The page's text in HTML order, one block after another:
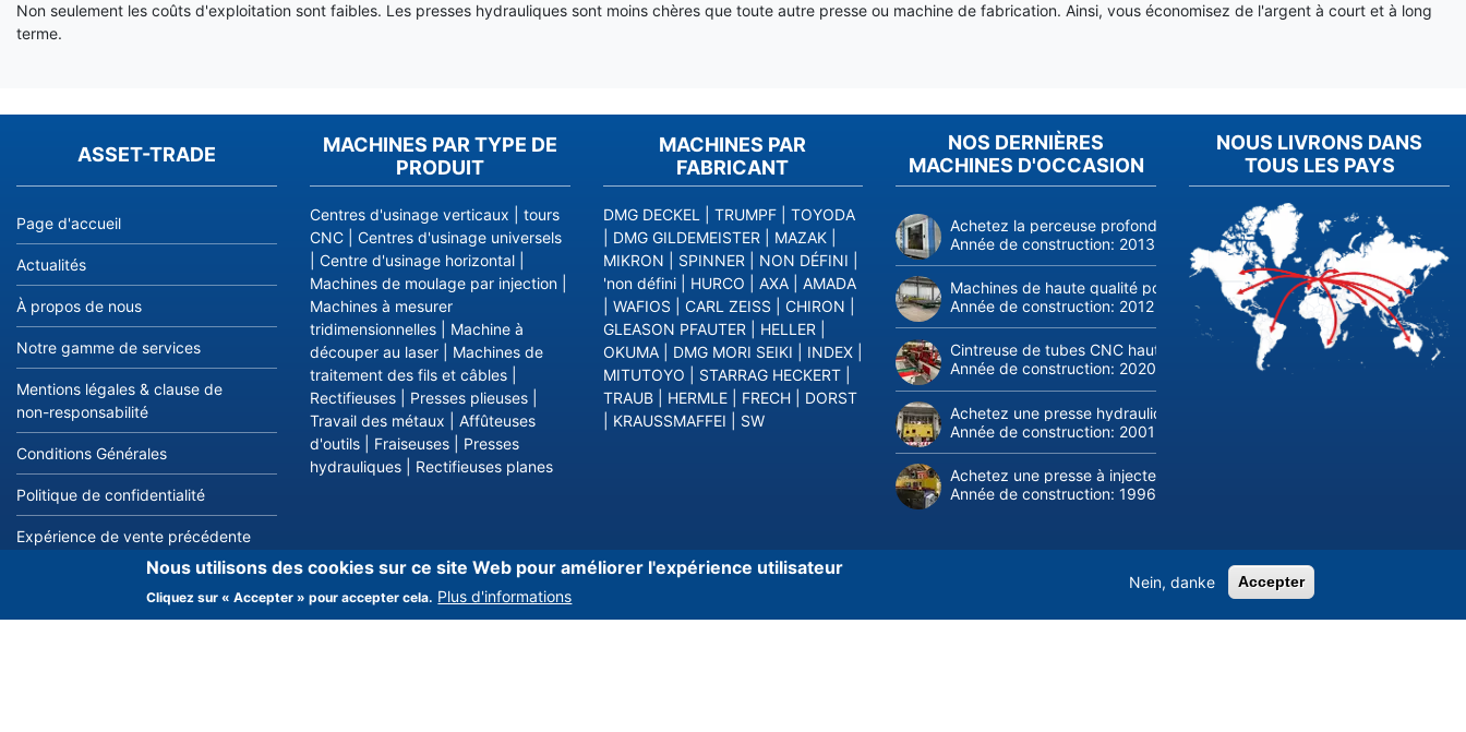
Non seulement les coûts d'exploitation sont faibles. Les presses hydrauliques sont moins chères que toute autre presse ou machine de fabrication. Ainsi, vous économisez de l'argent à court et à long
terme.
ASSET-TRADE
Page d'accueil
Actualités
À propos de nous
Notre gamme de services
Mentions légales & clause de
non-responsabilité
Conditions Générales
Politique de confidentialité
Expérience de vente précédente
Nos agents commerciaux dans le
NOS DERNIÈRES
MACHINES D'OCCASION
Achetez la perceuse profonde RASOMA FZS 3200 (année de
Année de construction: 2013
Machines de haute qualité pour la production et le traitement du verre
Année de construction: 2012
Cintreuse de tubes CNC haute qualité transfluid DB 642-CNC-R/L à
Année de construction: 2020
Achetez une presse hydraulique ONAPRES de 800 tonnes d'occasion
Année de construction: 2001
Achetez une presse à injecter Husky E 3150 RS 170/155 d'occasion
Année de construction:1996
MACHINES PAR TYPE DE
PRODUIT
Centres d'usinage verticaux
tours
CNC
Centres d'usinage universels
Centre d'usinage horizontal
Machines de moulage par injection
Machines à mesurer
tridimensionnelles
Machine à
découper au laser
Machines de
traitement des fils et câbles
Rectifieuses
Presses plieuses
Travail des métaux
Affûteuses
d'outils
Fraiseuses
Presses
hydrauliques
Rectifieuses planes
MACHINES PAR
FABRICANT
DMG DECKEL TRUMPF
TOYODA
DMG GILDEMEISTER MAZAK
MIKRON
SPINNER NON DÉFINI
'non défini
HURCO AXA
AMADA
WAFIOS CARL ZEISS CHIRON
GLEASON PFAUTER
HELLER
OKUMA
DMG MORI SEIKI INDEX
MITUTOYO
STARRAG HECKERT
TRAUB
HERMLE FRECH
DORST
KRAUSSMAFFEI SW
NOUS LIVRONS DANS
TOUS LES PAYS
Nous utilisons des cookies sur ce site Web pour améliorer l'expérience utilisateur
Cliquez sur « Accepter » pour accepter cela. Plus d'informations
Nein, danke Accepter